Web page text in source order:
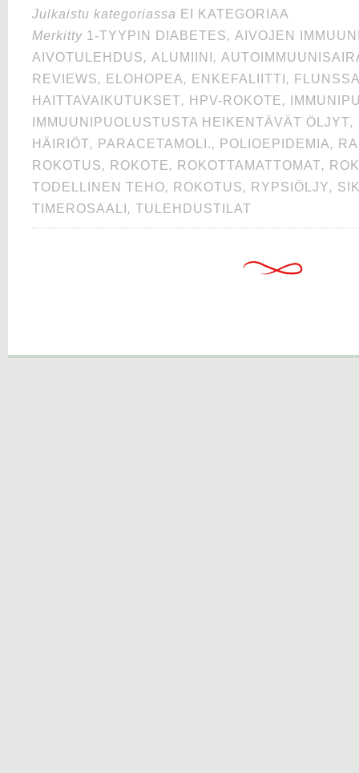
Julkaistu kategoriassa EI KATEGORIAA
Merkitty 1-TYYPIN DIABETES, AIVOJEN
AIVOTULEHDUS, ALUMIINI ,
REVIEWS, ELOHOPEA, ENKEFALIITTI ,
HAITTAVAIKUTUKSET, HPV-ROKOTE,
IMMUUNIPUOLUSTUSTA HEIKENTÄVÄT ÖLJYT,
HÄIRIÖT, PARACETAMOLI., POLIOEPIDEMIA,
ROKOTUS, ROKOTE, ROKOTTAMATTOMAT,
TODELLINEN TEHO, ROKOTUS, RYPSIÖLJY,
TIMEROSAALI , TULEHDUSTILAT